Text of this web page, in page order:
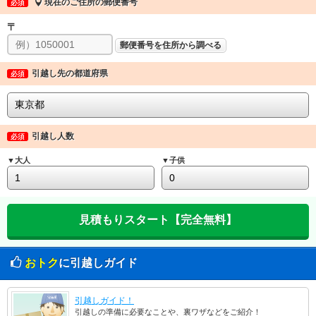
必須
〒
郵便番号を住所から調べる
必須 引越し先の都道府県
必須 引越し人数
▼大人 ▼子供
おトクに引越しガイド
引越しガイド！
引越しの準備に必要なことや、裏ワザなどをご紹介！